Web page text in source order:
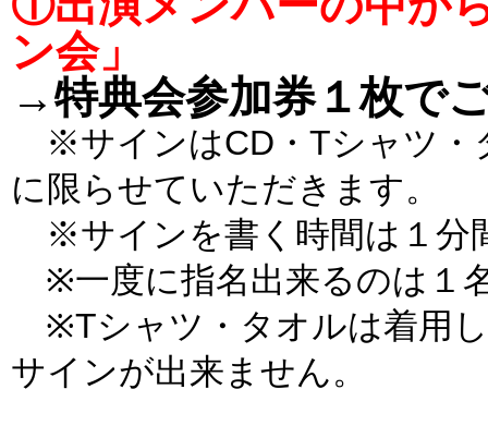
ン会」
→特典会参加券１枚で
※サインはCD・Tシャツ・
に限らせていただきます。
※サインを書く時間は１分
※一度に指名出来るのは１
※Tシャツ・タオルは着用
サインが出来ません。